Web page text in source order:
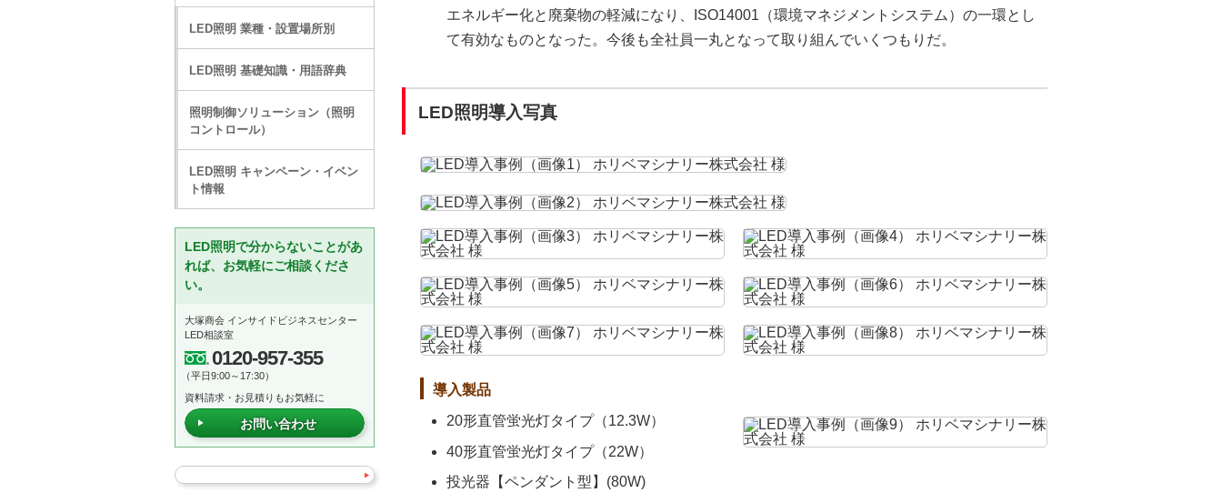
エネルギー化と廃棄物の軽減になり、ISO14001（環境マネジメントシステム）の一環とし
て有効なものとなった。今後も全社員一丸となって取り組んでいくつもりだ。
LED照明導入写真
導入製品
20形直管蛍光灯タイプ（12.3W）
40形直管蛍光灯タイプ（22W）
投光器【ペンダント型】(80W)
LED照明 業種・設置場所別
LED照明 基礎知識・用語辞典
照明制御ソリューション（照明
コントロール）
LED照明 キャンペーン・イベン
ト情報
LED照明で分からないことがあ
れば、お気軽にご相談くださ
い。
大塚商会 インサイドビジネスセンター
LED相談室
0120-957-355
（平日9:00～17:30）
資料請求・お見積りもお気軽に
お問い合わせ